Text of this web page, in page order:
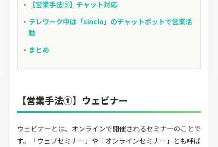
【営業手法③】チャット対応
テレワーク中は「sinclo」のチャットボットで営業活
動
まとめ
【営業手法①】ウェビナー
ウェビナーとは、オンラインで開催されるセミナーのことで
す。「ウェブセミナー」や「オンラインセミナー」とも呼ば